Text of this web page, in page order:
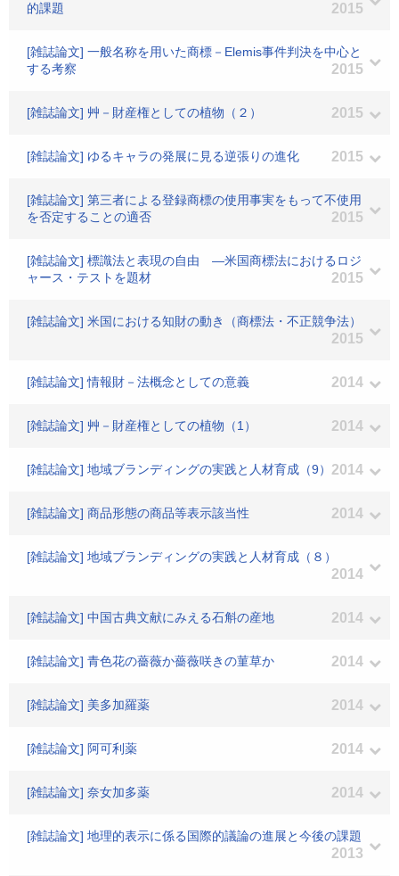
的課題
2015
[雑誌論文] 一般名称を用いた商標－Elemis事件判決を中心と
する考察
2015
[雑誌論文] 艸－財産権としての植物（２） 2015
[雑誌論文] ゆるキャラの発展に見る逆張りの進化 2015
[雑誌論文] 第三者による登録商標の使用事実をもって不使用
を否定することの適否
2015
[雑誌論文] 標識法と表現の自由 ―米国商標法におけるロジ
ャース・テストを題材
2015
[雑誌論文] 米国における知財の動き（商標法・不正競争法）
2015
[雑誌論文] 情報財－法概念としての意義 2014
[雑誌論文] 艸－財産権としての植物（1） 2014
[雑誌論文] 地域ブランディングの実践と人材育成（9） 2014
[雑誌論文] 商品形態の商品等表示該当性 2014
[雑誌論文] 地域ブランディングの実践と人材育成（８）
2014
[雑誌論文] 中国古典文献にみえる石斛の産地 2014
[雑誌論文] 青色花の薔薇か薔薇咲きの菫草か 2014
[雑誌論文] 美多加羅薬 2014
[雑誌論文] 阿可利薬 2014
[雑誌論文] 奈女加多薬 2014
[雑誌論文] 地理的表示に係る国際的議論の進展と今後の課題
2013